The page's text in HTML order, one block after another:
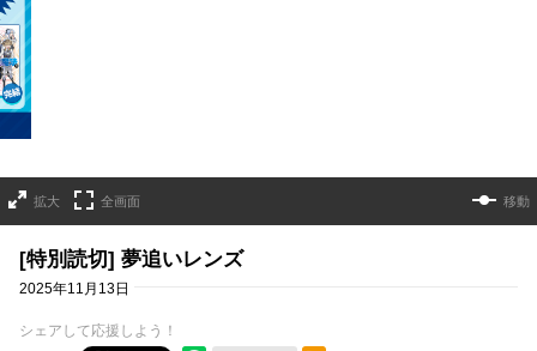
拡大 全画面 移動
[特別読切] 夢追いレンズ
2025年11月13日
シェアして応援しよう！
RSSフィード